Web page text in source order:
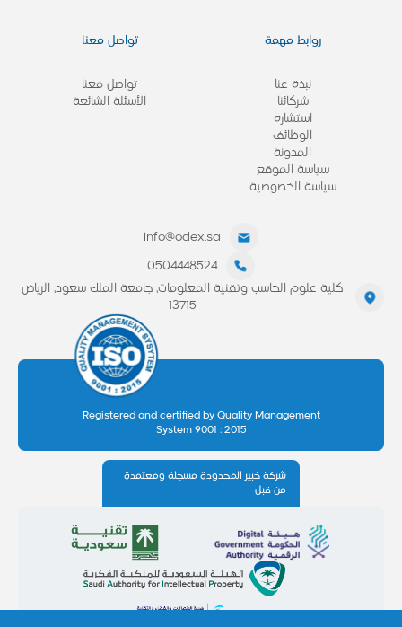
روابط مهمة
نبذة عنا
شركائنا
استشاره
الوظائف
المدونة
سياسة الموقع
سياسة الخصوصية
تواصل معنا
تواصل معنا
الأسئلة الشائعة
info@odex.sa
0504448524
كلية علوم الحاسب وتقنية المعلومات، جامعة الملك سعود، الرياض
13715
Registered and certified by Quality Management
System 9001 : 2015
شركة خبير المحدودة مسجلة ومعتمدة
من قبل